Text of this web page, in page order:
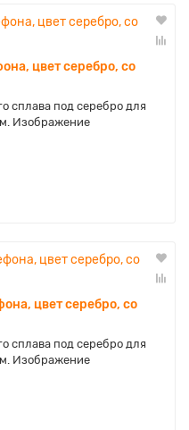
цвет серебро, со
сплава под серебро для
Изображение
цвет серебро, со
сплава под серебро для
Изображение